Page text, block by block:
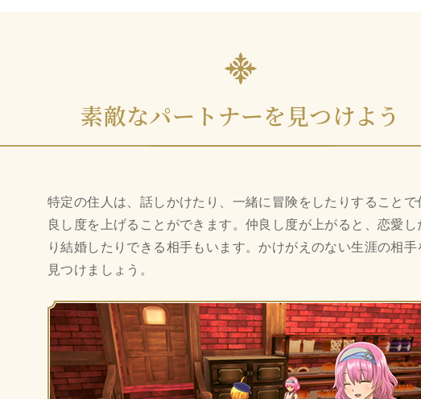
素敵なパートナーを見つけよう
特定の住人は、話しかけたり、一緒に冒険をしたりすることで
良し度を上げることができます。仲良し度が上がると、恋愛し
り結婚したりできる相手もいます。かけがえのない生涯の相手
見つけましょう。